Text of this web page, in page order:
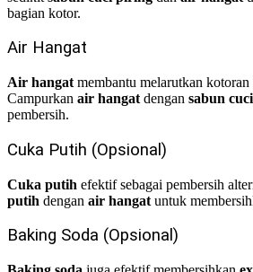
bagian kotor.
Air Hangat
Air hangat membantu melarutkan kotoran
Campurkan air hangat dengan sabun
pembersih.
Cuka Putih (Opsional)
Cuka putih efektif sebagai pembersih
putih dengan air hangat untuk
Baking Soda (Opsional)